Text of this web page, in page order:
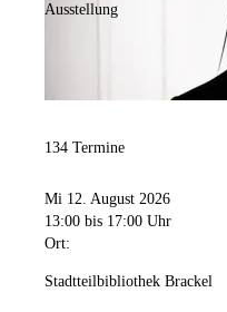
Ausstellung
134 Termine
Mi 12. August 2026
13:00 bis 17:00 Uhr
Ort:
Stadtteilbibliothek Brackel